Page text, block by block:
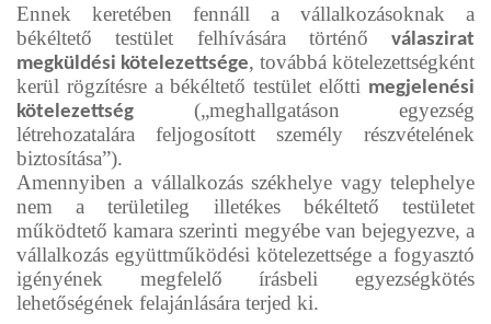
Ennek keretében fennáll a vállalkozásoknak a
békéltető testület felhívására történő válaszirat
megküldési kötelezettsége, továbbá kötelezettségként
kerül rögzítésre a békéltető testület előtti megjelenési
kötelezettség („meghallgatáson egyezség
létrehozatalára feljogosított személy részvételének
biztosítása”).
Amennyiben a vállalkozás székhelye vagy telephelye
nem a területileg illetékes békéltető testületet
működtető kamara szerinti megyébe van bejegyezve, a
vállalkozás együttműködési kötelezettsége a fogyasztó
igényének megfelelő írásbeli egyezségkötés
lehetőségének felajánlására terjed ki.